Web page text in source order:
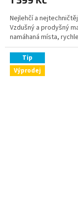
Nejlehčí a
Vzdušný a prodyšný
namáhaná místa,
Tip
Výprodej